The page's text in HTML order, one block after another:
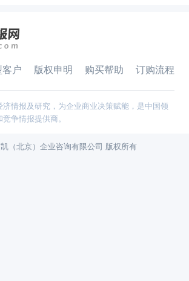
户 版权申明 购买帮助 订购流程
情报及研究，为企业商业决策赋能，是中国领
争情报提供商。
（北京）企业咨询有限公司 版权所有